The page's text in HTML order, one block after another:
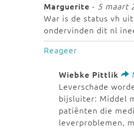
Marguerite - 5 maart
War is de status vh
ondervinden dit nl
Reageer
Wiebke Pittlik
Leverschade
bijsluiter: Middel
patiënten die
leverproblemen,